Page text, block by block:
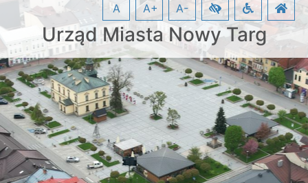
Urząd Miasta Nowy Targ
A A+ A-